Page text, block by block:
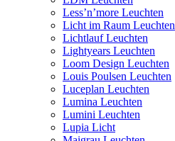
Less’n’more Leuchten
Licht im Raum Leuchten
Lichtlauf Leuchten
Lightyears Leuchten
Loom Design Leuchten
Louis Poulsen Leuchten
Luceplan Leuchten
Lumina Leuchten
Lumini Leuchten
Lupia Licht